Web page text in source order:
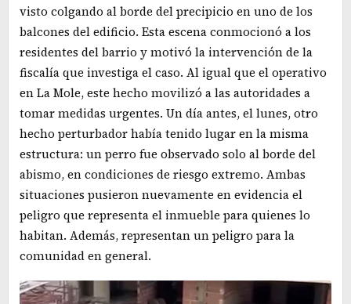
visto colgando al borde del precipicio en uno de los
balcones del edificio. Esta escena conmocionó a los
residentes del barrio y motivó la intervención de la
fiscalía que investiga el caso. Al igual que el operativo
en La Mole, este hecho movilizó a las autoridades a
tomar medidas urgentes. Un día antes, el lunes, otro
hecho perturbador había tenido lugar en la misma
estructura: un perro fue observado solo al borde del
abismo, en condiciones de riesgo extremo. Ambas
situaciones pusieron nuevamente en evidencia el
peligro que representa el inmueble para quienes lo
habitan. Además, representan un peligro para la
comunidad en general.